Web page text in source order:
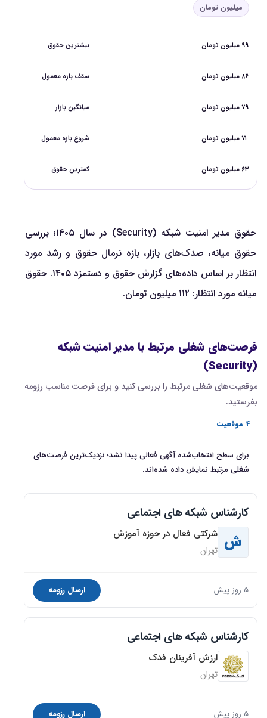
میلیون تومان
بیشترین حقوق ۹۹ میلیون تومان
سقف بازه معمول ۸۶ میلیون تومان
میانگین بازار ۷۹ میلیون تومان
شروع بازه معمول ۷۱ میلیون تومان
کمترین حقوق ۶۳ میلیون تومان
حقوق مدیر امنیت شبکه (Security) در سال ۱۴۰۵؛ بررسی
حقوق میانه، صدک‌های بازار، بازه نرمال حقوق و رشد مورد
انتظار بر اساس داده‌های گزارش حقوق و دستمزد ۱۴۰۵. حقوق
میانه مورد انتظار: 112 میلیون تومان.
فرصت‌های شغلی مرتبط با مدیر امنیت شبکه
(Security)
موقعیت‌های شغلی مرتبط را بررسی کنید و برای فرصت مناسب رزومه
بفرستید.
4 موقعیت
برای سطح انتخاب‌شده آگهی فعالی پیدا نشد؛ نزدیک‌ترین فرصت‌های
شغلی مرتبط نمایش داده شده‌اند.
کارشناس شبکه های اجتماعی
ش شرکتی فعال در حوزه آموزش
تهران
5 روز پیش ارسال رزومه
کارشناس شبکه های اجتماعی
ارزش آفرینان فدک
تهران
5 روز پیش ارسال رزومه